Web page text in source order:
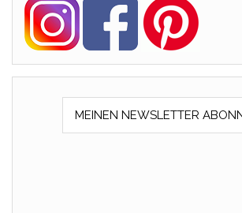
MEINEN NEWSLETTER